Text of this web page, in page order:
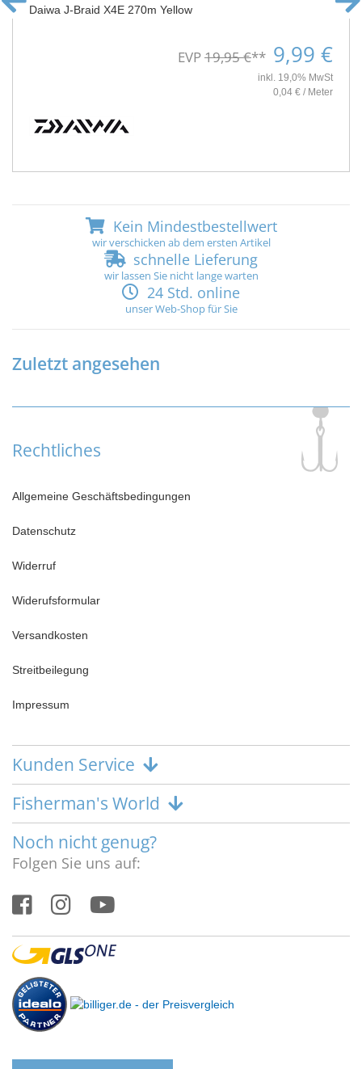
Daiwa J-Braid X4E 270m Yellow
EVP19,95 €** 9,99 €
inkl. 19,0% MwSt
0,04 € / Meter
Kein Mindestbestellwert
wir verschicken ab dem ersten Artikel
schnelle Lieferung
wir lassen Sie nicht lange warten
24 Std. online
unser Web-Shop für Sie
Zuletzt angesehen
Rechtliches
Allgemeine Geschäftsbedingungen
Datenschutz
Widerruf
Widerufsformular
Versandkosten
Streitbeilegung
Impressum
Kunden Service
Fisherman's World
Noch nicht genug?
Folgen Sie uns auf: